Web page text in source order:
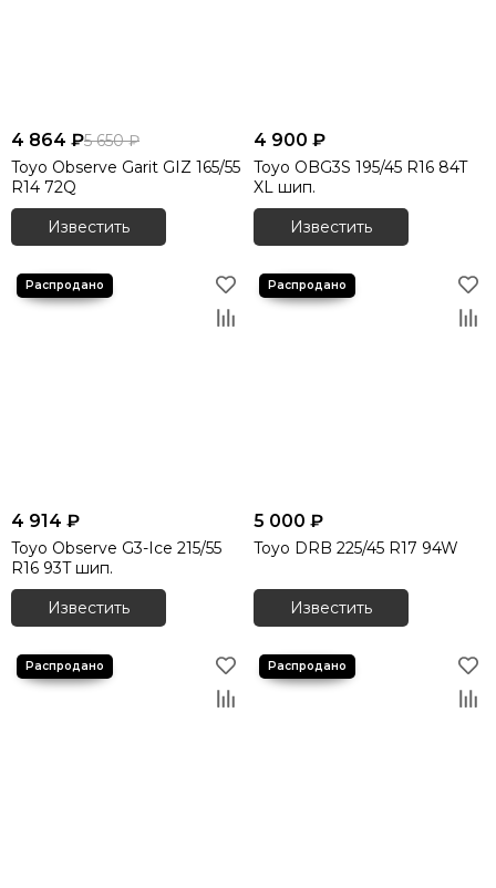
4 864 ₽5 650 ₽
Toyo Observe Garit GIZ 165/55
R14 72Q
Известить
4 900 ₽
Toyo OBG3S 195/45 R16 84T
XL шип.
Известить
4 914 ₽
Toyo Observe G3-Ice 215/55
R16 93T шип.
Известить
5 000 ₽
Toyo DRB 225/45 R17 94W
Известить